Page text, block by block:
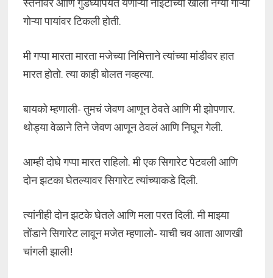
गोऱ्या पायांवर टिकली होती.
मी गप्पा मारता मारता मजेच्या निमित्ताने त्यांच्या मांडीवर हात
मारत होतो. त्या काही बोलत नव्हत्या.
बायको म्हणाली- तुमचं जेवण आणून ठेवते आणि मी झोपणार.
थोड्या वेळाने तिने जेवण आणून ठेवलं आणि निघून गेली.
आम्ही दोघे गप्पा मारत राहिलो. मी एक सिगारेट पेटवली आणि
दोन झटका घेतल्यावर सिगारेट त्यांच्याकडे दिली.
त्यांनीही दोन झटके घेतले आणि मला परत दिली. मी माझ्या
तोंडाने सिगारेट लावून मजेत म्हणालो- याची चव आता आणखी
चांगली झाली!